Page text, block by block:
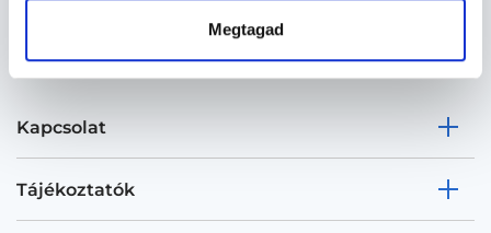
Megtagad
Kapcsolat
Tájékoztatók